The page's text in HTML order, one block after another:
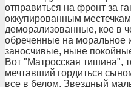
отправиться на фронт за
оккупированным
деморализованные, кое в
обреченные на моральное
заносчивые, ныне
Вот "Матросская тишина",
мечтавший гордиться
все в белом, Звездный